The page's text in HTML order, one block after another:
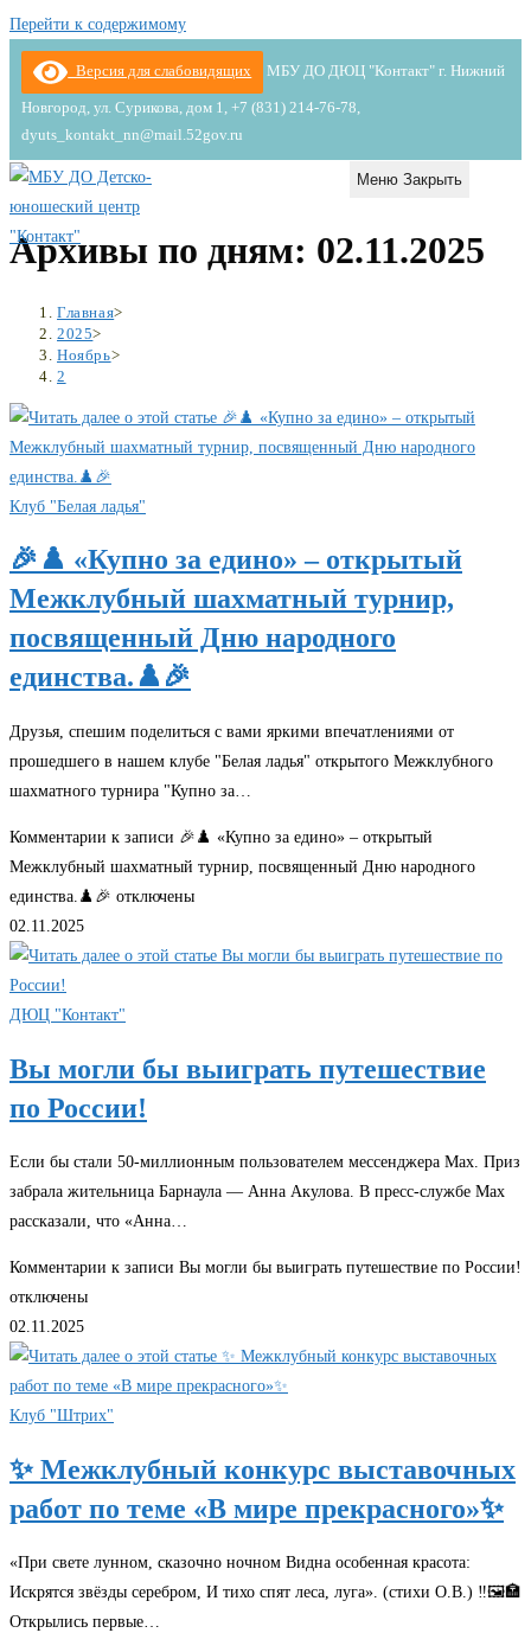
Перейти к содержимому
Версия для слабовидящих МБУ ДО ДЮЦ "Контакт" г. Нижний
Новгород, ул. Сурикова, дом 1, +7 (831) 214-76-78,
dyuts_kontakt_nn@mail.52gov.ru
Меню Закрыть
Архивы по дням: 02.11.2025
Главная>
2025>
Ноябрь>
2
Клуб "Белая ладья"
🎉♟️ «Купно за едино» – открытый
Межклубный шахматный турнир,
посвященный Дню народного
единства.♟️🎉
Друзья, спешим поделиться с вами яркими впечатлениями от
прошедшего в нашем клубе "Белая ладья" открытого Межклубного
шахматного турнира "Купно за…
Комментарии к записи 🎉♟️ «Купно за едино» – открытый
Межклубный шахматный турнир, посвященный Дню народного
единства.♟️🎉 отключены
02.11.2025
ДЮЦ "Контакт"
Вы могли бы выиграть путешествие
по России!
Если бы стали 50-миллионным пользователем мессенджера Max. Приз
забрала жительница Барнаула — Анна Акулова. В пресс-службе Max
рассказали, что «Анна…
Комментарии к записи Вы могли бы выиграть путешествие по России!
отключены
02.11.2025
Клуб "Штрих"
✨ Межклубный конкурс выставочных
работ по теме «В мире прекрасного»✨
«При свете лунном, сказочно ночном Видна особенная красота:
Искрятся звёзды серебром, И тихо спят леса, луга». (стихи О.В.) ‼🖼🏣
Открылись первые…